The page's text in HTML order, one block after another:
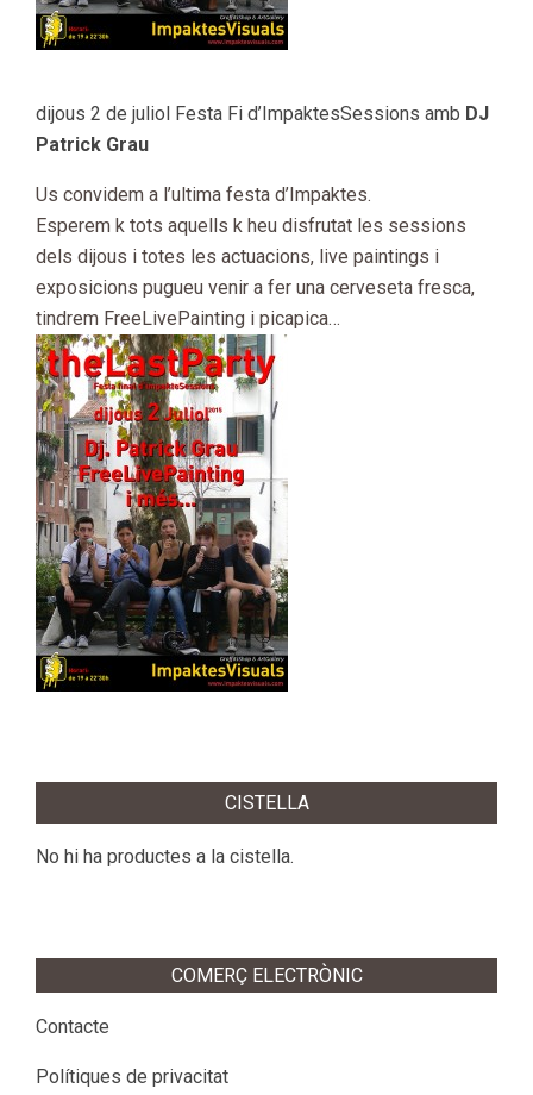
2015-
06-
dijous 2 de juliol Festa Fi d’ImpaktesSessions amb DJ
Patrick Grau
Us convidem a l’ultima festa d’Impaktes.
Esperem k tots aquells k heu disfrutat les sessions
dels dijous i totes les actuacions, live paintings i
exposicions pugueu venir a fer una cerveseta fresca,
tindrem FreeLivePainting i picapica…
06-
CISTELLA
No hi ha productes a la cistella.
COMERÇ ELECTRÒNIC
Contacte
Polítiques de privacitat